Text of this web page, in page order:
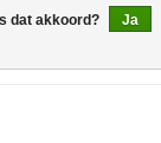
dat akkoord?
Ja
.